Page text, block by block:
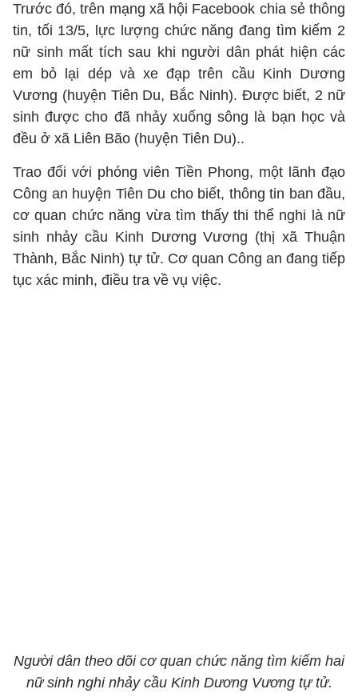
Trước đó, trên mạng xã hội Facebook chia sẻ thông
tin, tối 13/5, lực lượng chức năng đang tìm kiếm 2
nữ sinh mất tích sau khi người dân phát hiện các
em bỏ lại dép và xe đạp trên cầu Kinh Dương
Vương (huyện Tiên Du, Bắc Ninh). Được biết, 2 nữ
sinh được cho đã nhảy xuống sông là bạn học và
đều ở xã Liên Bão (huyện Tiên Du)..
Trao đổi với phóng viên Tiền Phong, một lãnh đạo
Công an huyện Tiên Du cho biết, thông tin ban đầu,
cơ quan chức năng vừa tìm thấy thi thể nghi là nữ
sinh nhảy cầu Kinh Dương Vương (thị xã Thuận
Thành, Bắc Ninh) tự tử. Cơ quan Công an đang tiếp
tục xác minh, điều tra về vụ việc.
Người dân theo dõi cơ quan chức năng tìm kiếm hai
nữ sinh nghi nhảy cầu Kinh Dương Vương tự tử.